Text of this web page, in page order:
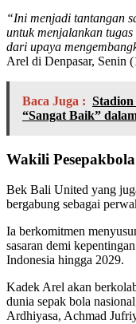
“Ini menjadi tantangan
untuk menjalankan
dari upaya
Arel di Denpasar, Senin
Baca Juga :
“Sangat Baik”
Wakili
Bek Bali United yang
bergabung sebagai
Ia berkomitmen
sasaran demi
Indonesia hingga 2029.
Kadek Arel akan
dunia sepak bola
Ardhiyasa, Achmad